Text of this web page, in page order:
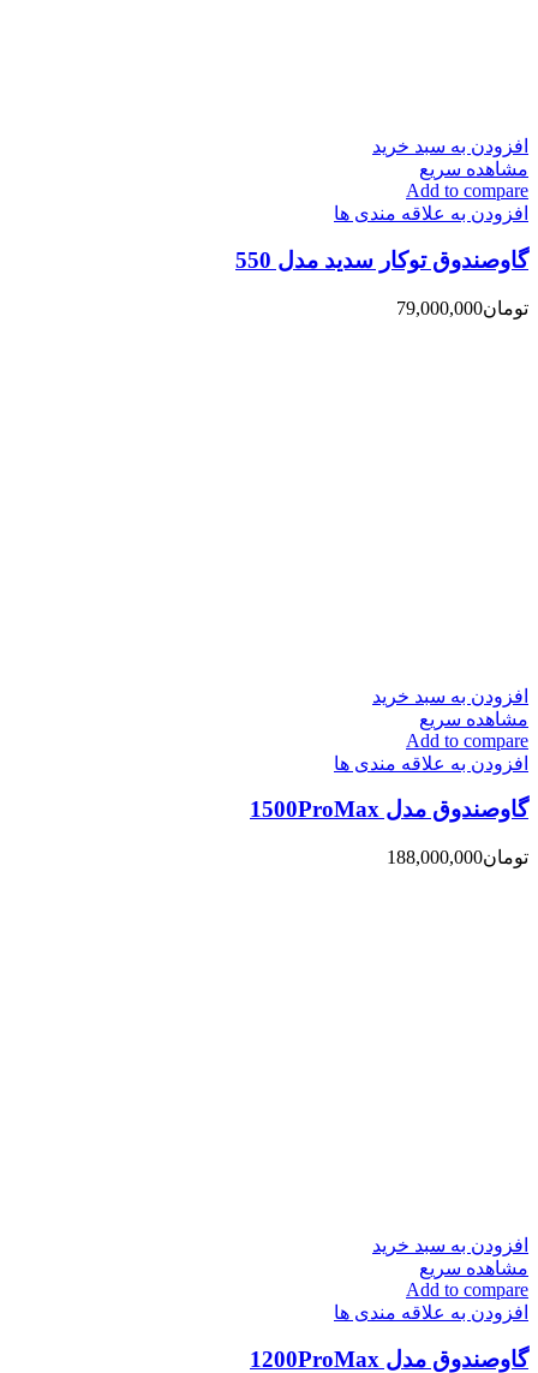
افزودن به سبد خرید
مشاهده سریع
Add to compare
افزودن به علاقه مندی ها
گاوصندوق توکار سدید مدل 550
تومان79,000,000
افزودن به سبد خرید
مشاهده سریع
Add to compare
افزودن به علاقه مندی ها
گاوصندوق مدل 1500ProMax
تومان188,000,000
افزودن به سبد خرید
مشاهده سریع
Add to compare
افزودن به علاقه مندی ها
گاوصندوق مدل 1200ProMax